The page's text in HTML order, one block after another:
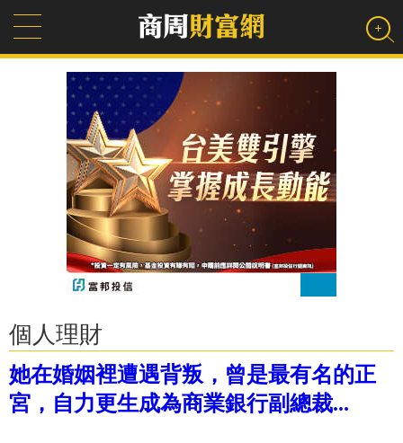
個人理財
她在婚姻裡遭遇背叛，曾是最有名的正
宮，自力更生成為商業銀行副總裁...